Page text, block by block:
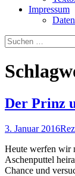
Impressum
Suchen
nach:
Der Prinz
3. Januar 2016
Heute werfen wir
Aschenputtel
Chance und